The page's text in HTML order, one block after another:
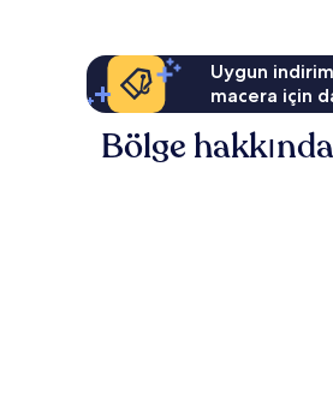
Uygun
macera için
Bölge hakkında